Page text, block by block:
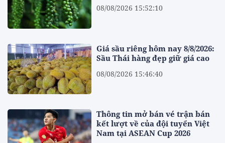
08/08/2026 15:52:10
Giá sầu riêng hôm nay 8/8/2026:
Sầu Thái hàng đẹp giữ giá cao
08/08/2026 15:46:40
Thông tin mở bán vé trận bán
kết lượt về của đội tuyển Việt
Nam tại ASEAN Cup 2026